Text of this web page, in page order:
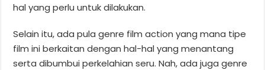
hal yang perlu untuk dilakukan.
Selain itu, ada pula genre film action yang mana tipe
film ini berkaitan dengan hal-hal yang menantang
serta dibumbui perkelahian seru. Nah, ada juga genre